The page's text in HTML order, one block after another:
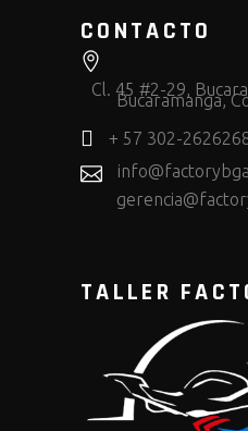
CONTACTO
Cl. 45 #2-29,
Bucaramanga,
+ 57 302-
TALLER